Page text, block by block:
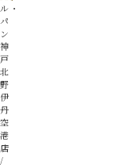
ル・
パ
ン
神
戸
北
野
伊
丹
空
港
店